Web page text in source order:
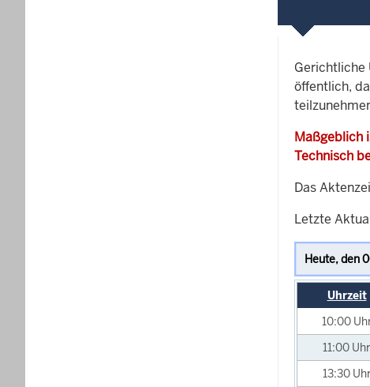
Gerichtliche
öffentlich,
Maßgeblich
Technisch
Das
Letzte
Uhrzeit
10:00
11:00 Uhr
13:30